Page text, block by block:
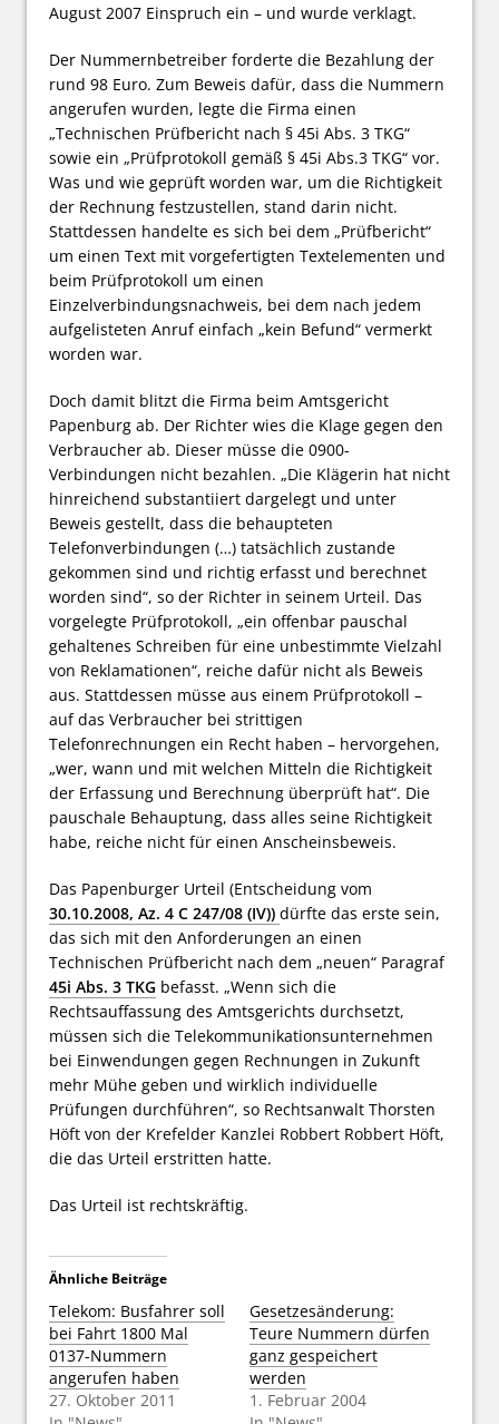
August 2007 Einspruch ein – und wurde verklagt.
Der Nummernbetreiber forderte die Bezahlung der
rund 98 Euro. Zum Beweis dafür, dass die Nummern
angerufen wurden, legte die Firma einen
„Technischen Prüfbericht nach § 45i Abs. 3 TKG“
sowie ein „Prüfprotokoll gemäß § 45i Abs.3 TKG“ vor.
Was und wie geprüft worden war, um die Richtigkeit
der Rechnung festzustellen, stand darin nicht.
Stattdessen handelte es sich bei dem „Prüfbericht“
um einen Text mit vorgefertigten Textelementen und
beim Prüfprotokoll um einen
Einzelverbindungsnachweis, bei dem nach jedem
aufgelisteten Anruf einfach „kein Befund“ vermerkt
worden war.
Doch damit blitzt die Firma beim Amtsgericht
Papenburg ab. Der Richter wies die Klage gegen den
Verbraucher ab. Dieser müsse die 0900-
Verbindungen nicht bezahlen. „Die Klägerin hat nicht
hinreichend substantiiert dargelegt und unter
Beweis gestellt, dass die behaupteten
Telefonverbindungen (…) tatsächlich zustande
gekommen sind und richtig erfasst und berechnet
worden sind“, so der Richter in seinem Urteil. Das
vorgelegte Prüfprotokoll, „ein offenbar pauschal
gehaltenes Schreiben für eine unbestimmte Vielzahl
von Reklamationen“, reiche dafür nicht als Beweis
aus. Stattdessen müsse aus einem Prüfprotokoll –
auf das Verbraucher bei strittigen
Telefonrechnungen ein Recht haben – hervorgehen,
„wer, wann und mit welchen Mitteln die Richtigkeit
der Erfassung und Berechnung überprüft hat“. Die
pauschale Behauptung, dass alles seine Richtigkeit
habe, reiche nicht für einen Anscheinsbeweis.
Das Papenburger Urteil (Entscheidung vom
30.10.2008, Az. 4 C 247/08 (IV)) dürfte das erste sein,
das sich mit den Anforderungen an einen
Technischen Prüfbericht nach dem „neuen“ Paragraf
45i Abs. 3 TKG befasst. „Wenn sich die
Rechtsauffassung des Amtsgerichts durchsetzt,
müssen sich die Telekommunikationsunternehmen
bei Einwendungen gegen Rechnungen in Zukunft
mehr Mühe geben und wirklich individuelle
Prüfungen durchführen“, so Rechtsanwalt Thorsten
Höft von der Krefelder Kanzlei Robbert Robbert Höft,
die das Urteil erstritten hatte.
Das Urteil ist rechtskräftig.
Ähnliche Beiträge
Telekom: Busfahrer soll
bei Fahrt 1800 Mal
0137-Nummern
angerufen haben
27. Oktober 2011
Gesetzesänderung:
Teure Nummern dürfen
ganz gespeichert
werden
1. Februar 2004